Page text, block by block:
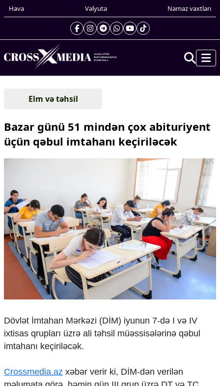
Hava Valyuta Namaz vaxtları
Gündəm
Xarici xəbərlər
Cənubi Qafqaz
Asiya
Afrika
Çarpaz baxış
Təhlil
Siyasi
Geosiyasi
İqtisadi
Sosioloji
Multimedia
Foto
Video
Podcast
Elm və təhsil
Bazar günü 51 mindən çox abituriyent
üçün qəbul imtahanı keçiriləcək
Dövlət İmtahan Mərkəzi (DİM) iyunun 7-də I və IV
ixtisas qrupları üzrə ali təhsil müəssisələrinə qəbul
imtahanı keçiriləcək.
Crossmedia.az xəbər verir ki, DİM-dən verilən